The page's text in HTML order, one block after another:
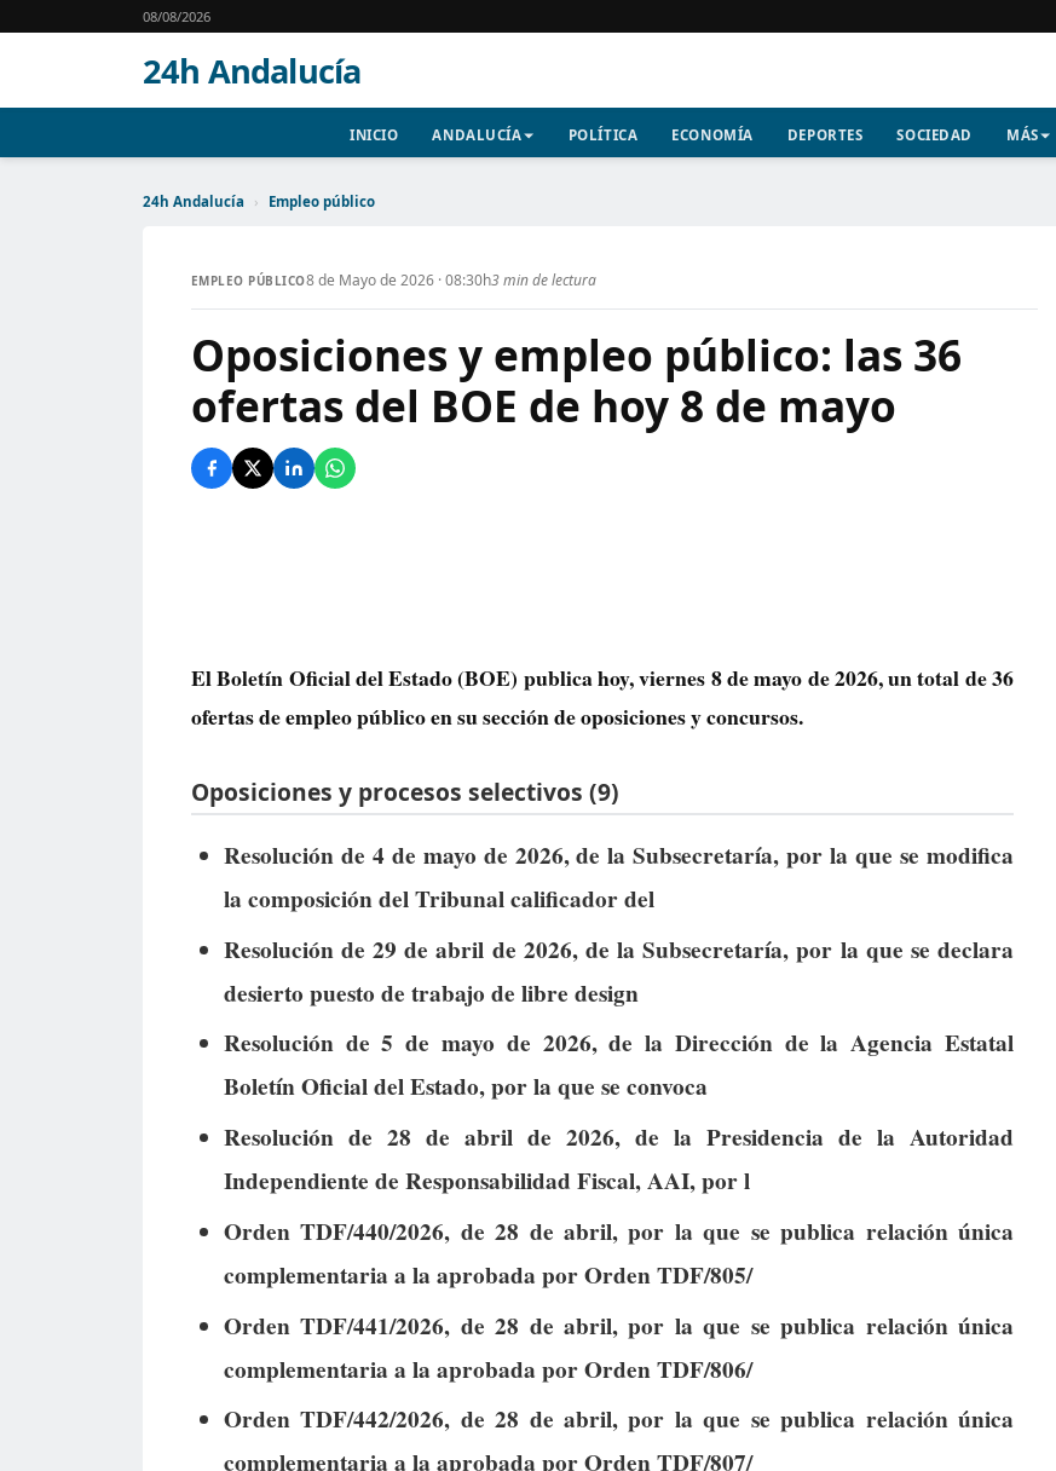
08/08/2026
24h Andalucía
INICIO ANDALUCÍA POLÍTICA ECONOMÍA DEPORTES SOCIEDAD MÁS
24h Andalucía › Empleo público
EMPLEO PÚBLICO8 de Mayo de 2026 · 08:30h3 min de lectura
Oposiciones y empleo público: las 36
ofertas del BOE de hoy 8 de mayo
El Boletín Oficial del Estado (BOE) publica hoy, viernes 8 de mayo de 2026, un total de36
ofertas de empleo públicoen su sección de oposiciones y concursos.
Oposiciones y procesos selectivos (9)
Resolución de 4 de mayo de 2026, de la Subsecretaría, por la que se modifica
la composición del Tribunal calificador del
Resolución de 29 de abril de 2026, de la Subsecretaría, por la que se declara
desierto puesto de trabajo de libre design
Resolución de 5 de mayo de 2026, de la Dirección de la Agencia Estatal
Boletín Oficial del Estado, por la que se convoca
Resolución de 28 de abril de 2026, de la Presidencia de la Autoridad
Independiente de Responsabilidad Fiscal, AAI, por l
Orden TDF/440/2026, de 28 de abril, por la que se publica relación única
complementaria a la aprobada por Orden TDF/805/
Orden TDF/441/2026, de 28 de abril, por la que se publica relación única
complementaria a la aprobada por Orden TDF/806/
Orden TDF/442/2026, de 28 de abril, por la que se publica relación única
complementaria a la aprobada por Orden TDF/807/